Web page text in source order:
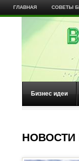
ГЛАВНАЯ СОВЕТЫ
Бизнес идеи
НОВОСТИ